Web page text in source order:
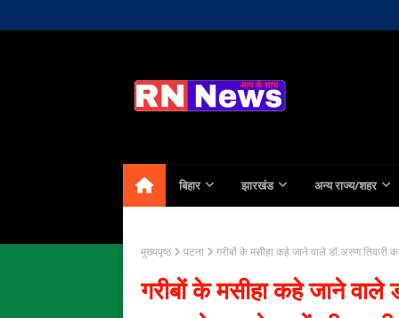
बिहार झारखंड अन्य राज्य/शहर
मुख्यपृष्ठ पटना गरीबों के मसीहा कहे जाने वाले डॉ.अरुण
गरीबों के मसीहा कहे जाने